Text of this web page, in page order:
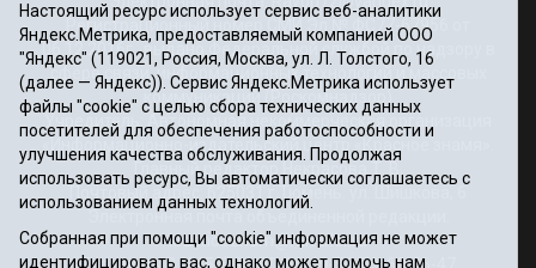
Регистрационный номер СМИ Эл № ФС77-67956 от
06.12.2016г., выдано Федеральной службой по надзору в
сфере связи, информационных технологий и массовых
коммуникаций (Роскомнадзор)
Учредитель: Автономная некоммерческая организация
«Информационно-издательский центр «Красное знамя».
Главный редактор Некрасова Т. В.
Почтовый адрес: 625031 г.Тюмень. ул. Шишкова, 6
Электронная почта объединенной редакции:
krasnoeznam@rambler.ru
Настоящий ресурс использует сервис веб-аналитики
Яндекс.Метрика, предоставляемый компанией ООО
"Яндекс" (119021, Россия, Москва, ул. Л. Толстого, 16
(далее — Яндекс)). Сервис Яндекс.Метрика использует
файлы "cookie" с целью сбора технических данных
посетителей для обеспечения работоспособности и
улучшения качества обслуживания. Продолжая
использовать ресурс, Вы автоматически соглашаетесь с
использованием данных технологий.
Собранная при помощи "cookie" информация не может
идентифицировать вас, однако может помочь нам